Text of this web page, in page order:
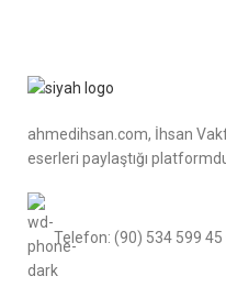
ahmedihsan.com, İhsan
eserleri paylaştığı
Telefon: (90) 534 599 45